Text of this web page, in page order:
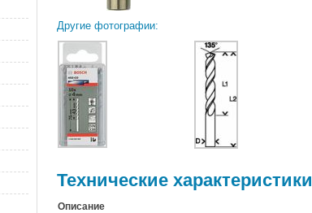
Другие фотографии:
Технические характеристики
Описание